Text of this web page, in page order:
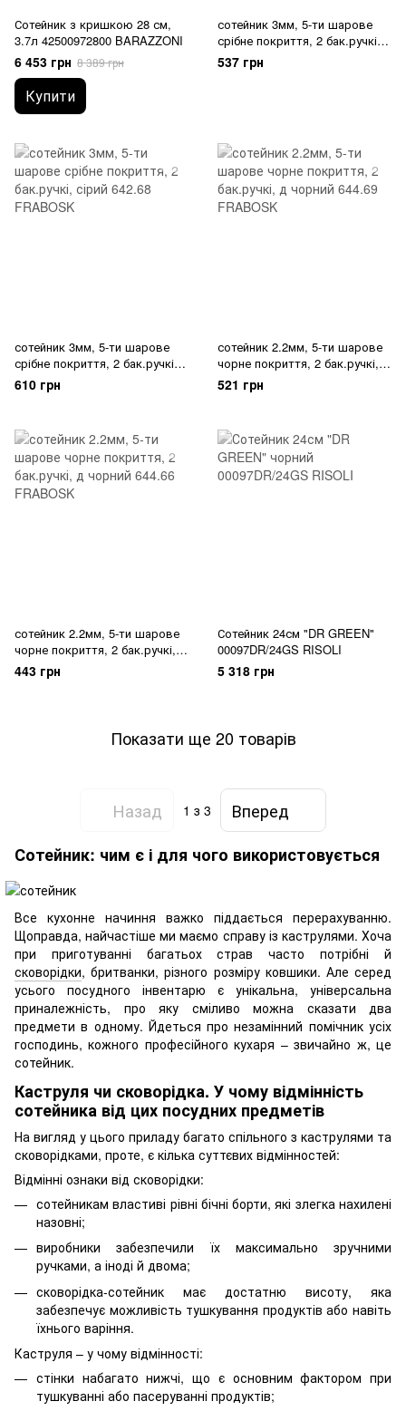
Сотейник з кришкою 28 см,
3.7л 42500972800 BARAZZONI
6 453 грн 8 389 грн
Купити
сотейник 3мм, 5-ти шарове
срібне покриття, 2 бак.ручкі,
642.64 FRABOSK
537 грн
сотейник 3мм, 5-ти шарове
срібне покриття, 2 бак.ручкі,
642.68 FRABOSK
610 грн
сотейник 2.2мм, 5-ти шарове
чорне покриття, 2 бак.ручкі, д
644.69 FRABOSK
521 грн
сотейник 2.2мм, 5-ти шарове
чорне покриття, 2 бак.ручкі, д
644.66 FRABOSK
443 грн
Сотейник 24см "DR GREEN"
00097DR/24GS RISOLI
5 318 грн
Показати ще 20 товарів
Назад 1 з 3
Вперед
Сотейник: чим є і для чого використовується
Все кухонне начиння важко піддається перерахуванню.
Щоправда, найчастіше ми маємо справу із каструлями. Хоча
при приготуванні багатьох страв часто потрібні й
сковорідки, бритванки, різного розміру ковшики. Але серед
усього посудного інвентарю є унікальна, універсальна
приналежність, про яку сміливо можна сказати два
предмети в одному. Йдеться про незамінний помічник усіх
господинь, кожного професійного кухаря – звичайно ж, це
сотейник.
Каструля чи сковорідка. У чому відмінність
сотейника від цих посудних предметів
На вигляд у цього приладу багато спільного з каструлями та
сковорідками, проте, є кілька суттєвих відмінностей:
Відмінні ознаки від сковорідки:
сотейникам властиві рівні бічні борти, які злегка нахилені
назовні;
виробники забезпечили їх максимально зручними
ручками, а іноді й двома;
сковорідка-сотейник має достатню висоту, яка
забезпечує можливість тушкування продуктів або навіть
їхнього варіння.
Каструля – у чому відмінності:
стінки набагато нижчі, що є основним фактором при
тушкуванні або пасеруванні продуктів;